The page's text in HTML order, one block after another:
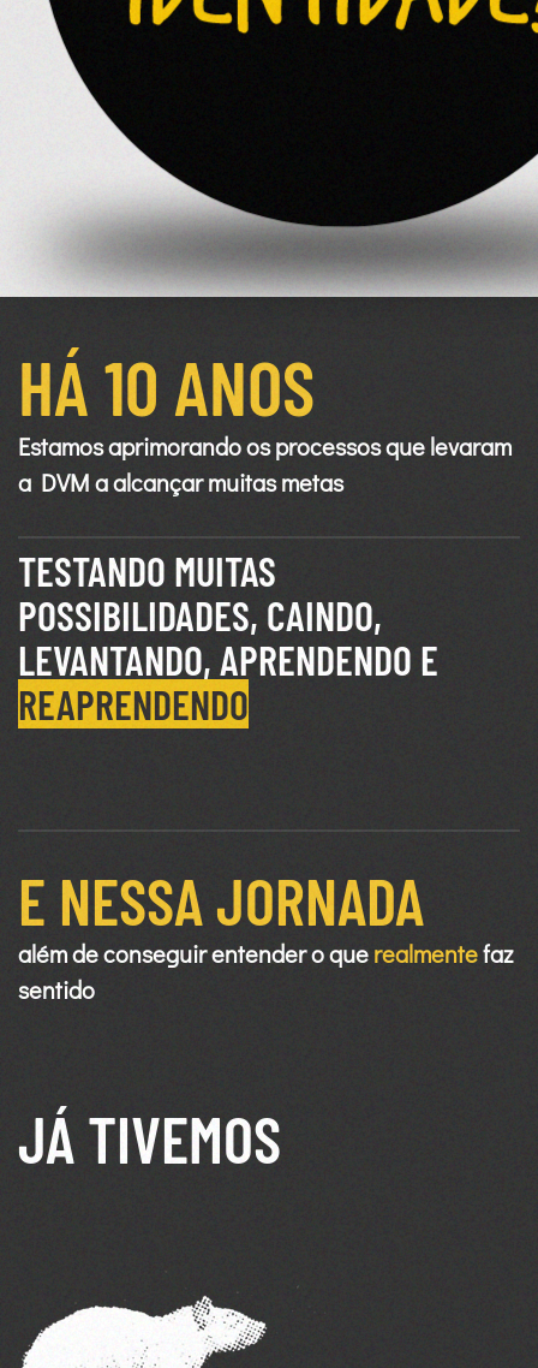
HÁ 10 ANOS
Estamos aprimorando os processos que levaram
a DVM a alcançar muitas metas
TESTANDO MUITAS
POSSIBILIDADES, CAINDO,
LEVANTANDO, APRENDENDO E
REAPRENDENDO
E NESSA JORNADA
além de conseguir entender o querealmentefaz
sentido
JÁ TIVEMOS